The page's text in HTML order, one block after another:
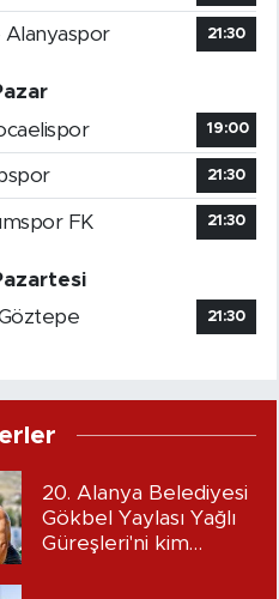
Alanyaspor 21:30
19:00
21:30
FK 21:30
21:30
20. Alanya Belediyesi
Gökbel Yaylası Yağlı
Güreşleri'ni kim